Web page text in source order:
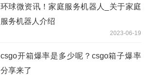
环球微资讯！家庭服务机器人_关于家庭
服务机器人介绍
2023-06-19
csgo开箱爆率是多少呢？csgo箱子爆率
分享来了